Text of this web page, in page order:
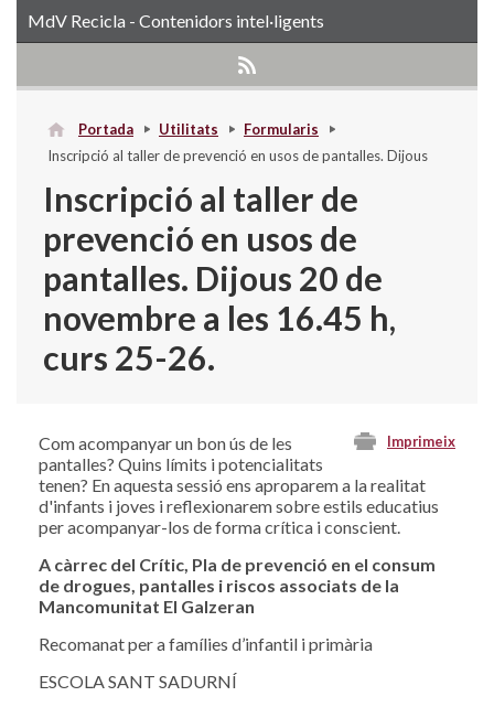
MdV Recicla - Contenidors intel·ligents
Portada Utilitats
Formularis
Inscripció al taller de prevenció en usos de pantalles. Dijous
Inscripció al taller de
prevenció en usos de
pantalles. Dijous 20 de
novembre a les 16.45 h,
curs 25-26.
Imprimeix
Com acompanyar un bon ús de les
pantalles? Quins límits i potencialitats
tenen? En aquesta sessió ens aproparem a la realitat
d'infants i joves i reflexionarem sobre estils educatius
per acompanyar-los de forma crítica i conscient.
A càrrec del Crític, Pla de prevenció en el consum
de drogues, pantalles i riscos associats de la
Mancomunitat El Galzeran
Recomanat per a famílies d’infantil i primària
ESCOLA SANT SADURNÍ